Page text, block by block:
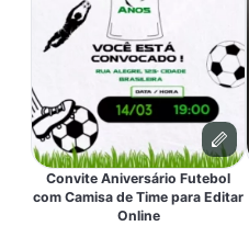
Convite Aniversário Futebol
com Camisa de Time para Editar
Online